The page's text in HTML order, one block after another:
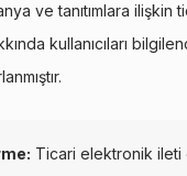
ve tanıtımlara ilişkin
kullanıcıları
Ticari elektronik ileti
ve benzeri amaçlarla tarafıma ticari
Ticari İleti Aydınlatma Metni 'ni
kapsamında tarafınızca
bilgilendirmeleri almayı